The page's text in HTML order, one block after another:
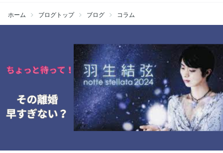
ホーム ブログトップ ブログ コラム